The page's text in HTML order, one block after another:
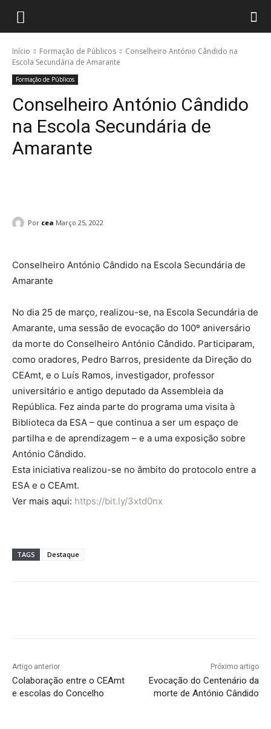
Início Formação de Públicos
Conselheiro António Cândido na
Escola Secundária de Amarante
Formação de Públicos
Conselheiro António Cândido
na Escola Secundária de
Amarante
Por cea Março 25, 2022
Conselheiro António Cândido na Escola Secundária de
Amarante
No dia 25 de março, realizou-se, na Escola Secundária de
Amarante, uma sessão de evocação do 100º aniversário
da morte do Conselheiro António Cândido. Participaram,
como oradores, Pedro Barros, presidente da Direção do
CEAmt, e o Luís Ramos, investigador, professor
universitário e antigo deputado da Assembleia da
República. Fez ainda parte do programa uma visita à
Biblioteca da ESA – que continua a ser um espaço de
partilha e de aprendizagem – e a uma exposição sobre
António Cândido.
Esta iniciativa realizou-se no âmbito do protocolo entre a
ESA e o CEAmt.
Ver mais aqui: https://bit.ly/3xtd0nx
TAGS Destaque
Artigo anterior
Colaboração entre o CEAmt
e escolas do Concelho
Próximo artigo
Evocação do Centenário da
morte de António Cândido